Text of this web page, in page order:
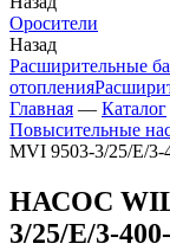
Оросители
Назад
Расширительные
отопления
Главная — Каталог
Повысительные
MVI 9503-3/25/E/3-
НАСОС
3/25/E/3-